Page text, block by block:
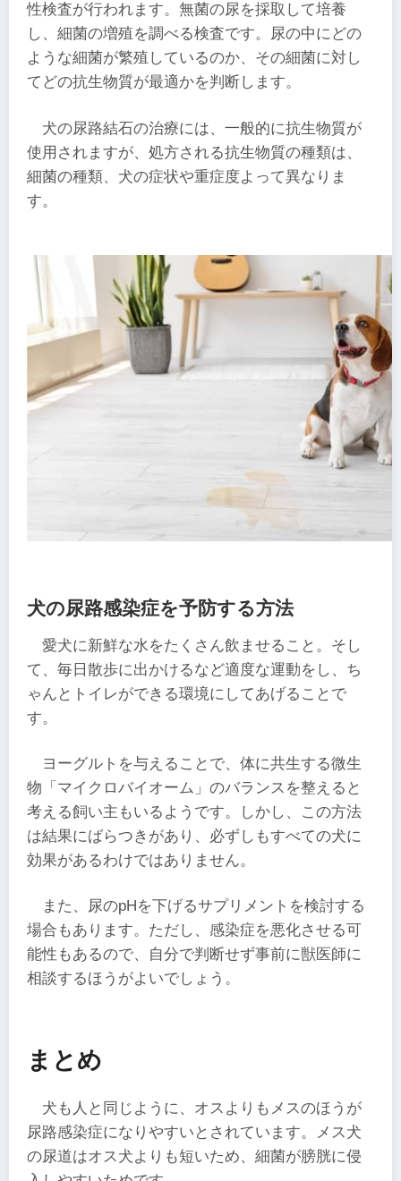
性検査が行われます。無菌の尿を採取して培養
し、細菌の増殖を調べる検査です。尿の中にどの
ような細菌が繁殖しているのか、その細菌に対し
てどの抗生物質が最適かを判断します。
犬の尿路結石の治療には、一般的に抗生物質が
使用されますが、処方される抗生物質の種類は、
細菌の種類、犬の症状や重症度よって異なりま
す。
犬の尿路感染症を予防する方法
愛犬に新鮮な水をたくさん飲ませること。そし
て、毎日散歩に出かけるなど適度な運動をし、ち
ゃんとトイレができる環境にしてあげることで
す。
ヨーグルトを与えることで、体に共生する微生
物「マイクロバイオーム」のバランスを整えると
考える飼い主もいるようです。しかし、この方法
は結果にばらつきがあり、必ずしもすべての犬に
効果があるわけではありません。
また、尿のpHを下げるサプリメントを検討する
場合もあります。ただし、感染症を悪化させる可
能性もあるので、自分で判断せず事前に獣医師に
相談するほうがよいでしょう。
まとめ
犬も人と同じように、オスよりもメスのほうが
尿路感染症になりやすいとされています。メス犬
の尿道はオス犬よりも短いため、細菌が膀胱に侵